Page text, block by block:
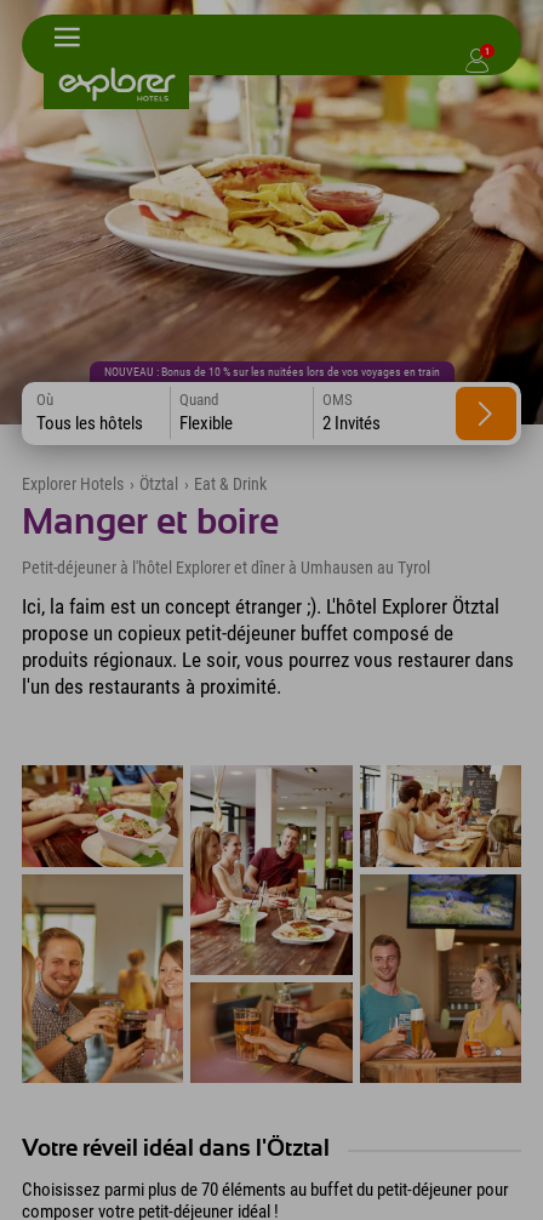
1
NOUVEAU : Bonus de 10 % sur les nuitées lors de vos voyages en train
Où
Tous les hôtels
Quand
Flexible
OMS
2 Invités
Explorer Hotels › Ötztal › Eat & Drink
Manger et boire
Petit-déjeuner à l'hôtel Explorer et dîner à Umhausen au Tyrol
Ici, la faim est un concept étranger ;). L'hôtel Explorer Ötztal
propose un copieux petit-déjeuner buffet composé de
produits régionaux. Le soir, vous pourrez vous restaurer dans
l'un des restaurants à proximité.
Votre réveil idéal dans l'Ötztal
Choisissez parmi plus de 70 éléments au buffet du petit-déjeuner pour
composer votre petit-déjeuner idéal !